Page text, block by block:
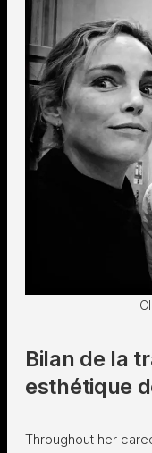
Bilan de la
esthétique
Throughout her